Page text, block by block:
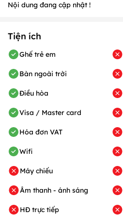
Nội dung đang cập nhật !
Tiện ích
Ghế trẻ em
Bàn ngoài trời
Điều hòa
Visa / Master card
Hóa đơn VAT
Wifi
Máy chiếu
Âm thanh - ánh sáng
HĐ trực tiếp